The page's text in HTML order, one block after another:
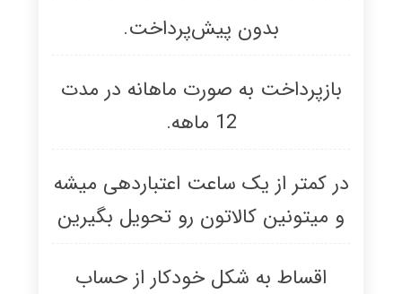
بدون پیش‌پرداخت.
بازپرداخت به صورت ماهانه در مدت
12 ماهه.
در کمتر از یک ساعت اعتباردهی میشه
و میتونین کالاتون رو تحویل بگیرین
اقساط به شکل خودکار از حساب